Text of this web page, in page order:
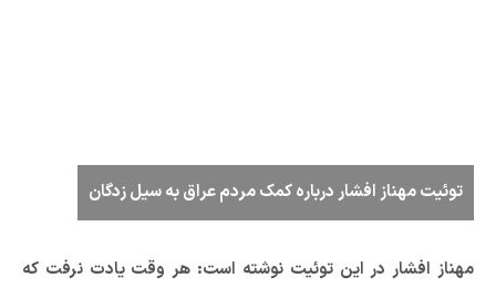
توئیت مهناز افشار درباره کمک مردم عراق به سیل زدگان
مهناز افشار در این توئیت نوشته است: هر وقت یادت نرفت که